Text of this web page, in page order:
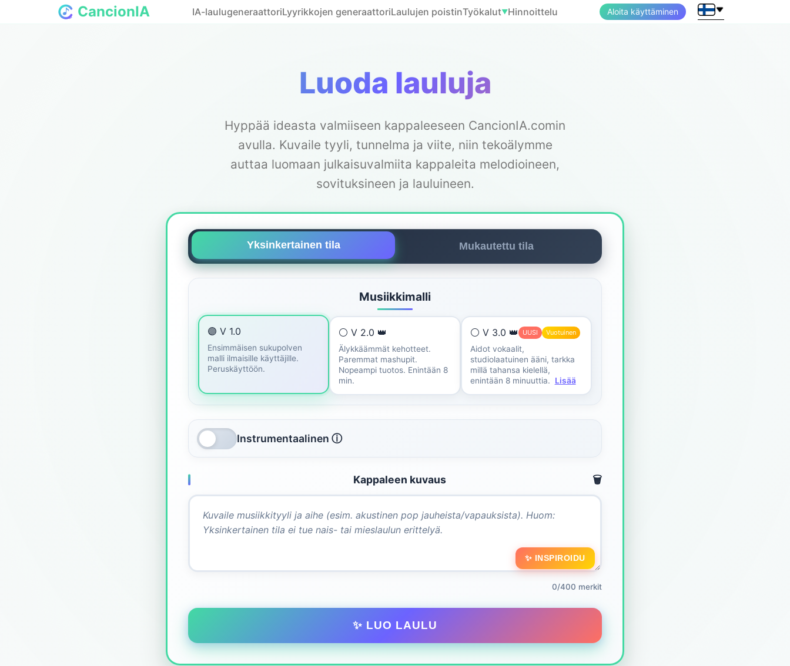
CancionIA IA-laulugeneraattoriLyyrikkojen generaattoriLaulujen poistinTyökalut▼Hinnoittelu Aloita käyttäminen
Luoda lauluja
Hyppää ideasta valmiiseen kappaleeseen CancionIA.comin
avulla. Kuvaile tyyli, tunnelma ja viite, niin tekoälymme
auttaa luomaan julkaisuvalmiita kappaleita melodioineen,
sovituksineen ja lauluineen.
Yksinkertainen tila Mukautettu tila
Musiikkimalli
🟣 V 1.0
Ensimmäisen sukupolven
malli ilmaisille käyttäjille.
Peruskäyttöön.
⚪ V 2.0 👑
Älykkäämmät kehotteet.
Paremmat mashupit.
Nopeampi tuotos. Enintään 8
min.
⚪ V 3.0 👑 UUSI Vuotuinen
Aidot vokaalit,
studiolaatuinen ääni, tarkka
millä tahansa kielellä,
enintään 8 minuuttia.
Lisää
Instrumentaalinen ⓘ
Kappaleen kuvaus 🗑️
✨ INSPIROIDU
0/400 merkit
✨ LUO LAULU